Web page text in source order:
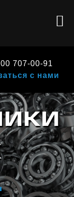
707-00-91
с нами